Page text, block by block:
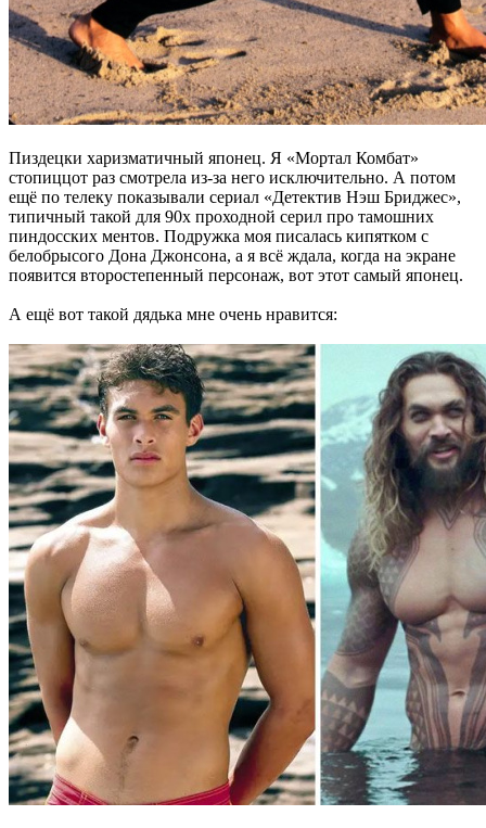
Пиздецки харизматичный японец. Я «Мортал Комбат»
стопиццот раз смотрела из-за него исключительно. А потом
ещё по телеку показывали сериал «Детектив Нэш Бриджес»,
типичный такой для 90х проходной серил про тамошних
пиндосских ментов. Подружка моя писалась кипятком с
белобрысого Дона Джонсона, а я всё ждала, когда на экране
появится второстепенный персонаж, вот этот самый японец.
А ещё вот такой дядька мне очень нравится: